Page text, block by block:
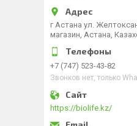
г Астана ул.
магазин, Астана,
+7 (747) 523-43-82
Звонков нет, только
https://biolife.kz/